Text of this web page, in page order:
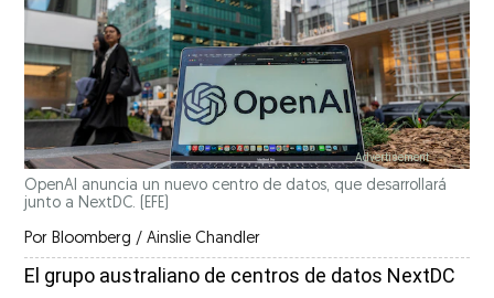
OpenAI anuncia un nuevo centro de datos, que desarrollará
junto a NextDC.
(EFE)
Por Bloomberg / Ainslie Chandler
El grupo australiano de centros de datos NextDC